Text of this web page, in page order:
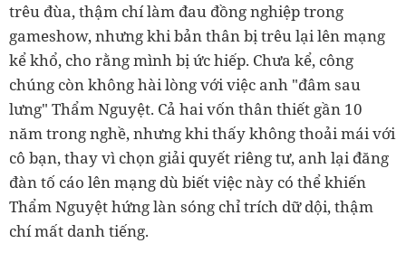
trêu đùa, thậm chí làm đau đồng nghiệp trong
gameshow, nhưng khi bản thân bị trêu lại lên mạng
kể khổ, cho rằng mình bị ức hiếp. Chưa kể, công
chúng còn không hài lòng với việc anh "đâm sau
lưng" Thẩm Nguyệt. Cả hai vốn thân thiết gần 10
năm trong nghề, nhưng khi thấy không thoải mái với
cô bạn, thay vì chọn giải quyết riêng tư, anh lại đăng
đàn tố cáo lên mạng dù biết việc này có thể khiến
Thẩm Nguyệt hứng làn sóng chỉ trích dữ dội, thậm
chí mất danh tiếng.